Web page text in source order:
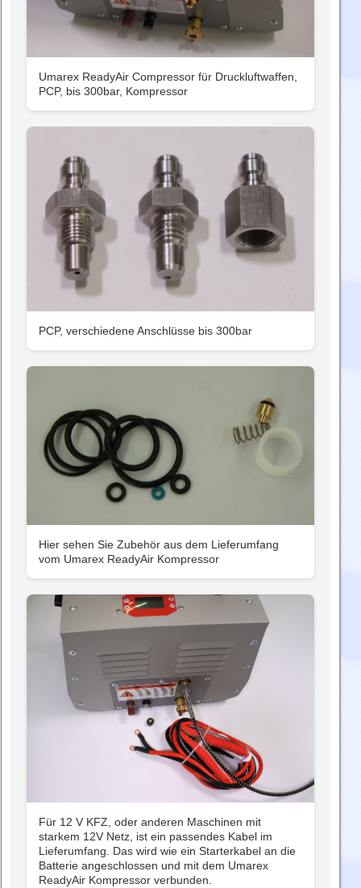
Umarex ReadyAir Compressor für Druckluftwaffen,
PCP, bis 300bar, Kompressor
PCP, verschiedene Anschlüsse bis 300bar
Hier sehen Sie Zubehör aus dem Lieferumfang
vom Umarex ReadyAir Kompressor
Für 12 V KFZ, oder anderen Maschinen mit
starkem 12V Netz, ist ein passendes Kabel im
Lieferumfang. Das wird wie ein Starterkabel an die
Batterie angeschlossen und mit dem Umarex
ReadyAir Kompressor verbunden.